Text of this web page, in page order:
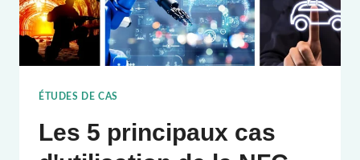
UTILISENT
DES
ÉTIQUETTES
ÉTUDES DE CAS
Les 5 principaux cas